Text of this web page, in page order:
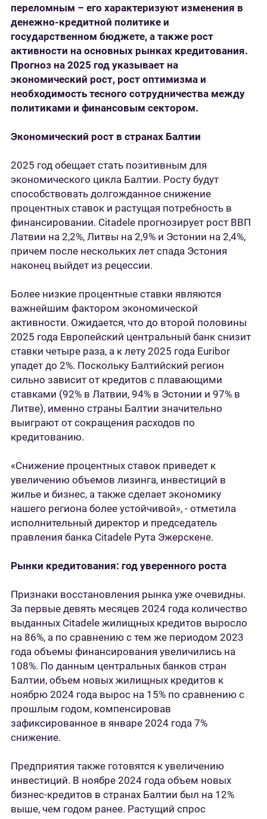
переломным – его характеризуют изменения в
денежно-кредитной политике и
государственном бюджете, а также рост
активности на основных рынках кредитования.
Прогноз на 2025 год указывает на
экономический рост, рост оптимизма и
необходимость тесного сотрудничества между
политиками и финансовым сектором.
Экономический рост в странах Балтии
2025 год обещает стать позитивным для
экономического цикла Балтии. Росту будут
способствовать долгожданное снижение
процентных ставок и растущая потребность в
финансировании. Citadele прогнозирует рост ВВП
Латвии на 2,2%, Литвы на 2,9% и Эстонии на 2,4%,
причем после нескольких лет спада Эстония
наконец выйдет из рецессии.
Более низкие процентные ставки являются
важнейшим фактором экономической
активности. Ожидается, что до второй половины
2025 года Европейский центральный банк снизит
ставки четыре раза, а к лету 2025 года Euribor
упадет до 2%. Поскольку Балтийский регион
сильно зависит от кредитов с плавающими
ставками (92% в Латвии, 94% в Эстонии и 97% в
Литве), именно страны Балтии значительно
выиграют от сокращения расходов по
кредитованию.
«Снижение процентных ставок приведет к
увеличению объемов лизинга, инвестиций в
жилье и бизнес, а также сделает экономику
нашего региона более устойчивой», - отметила
исполнительный директор и председатель
правления банка Citadele Рута Эжерскене.
Рынки кредитования: год уверенного роста
Признаки восстановления рынка уже очевидны.
За первые девять месяцев 2024 года количество
выданных Citadele жилищных кредитов выросло
на 86%, а по сравнению с тем же периодом 2023
года объемы финансирования увеличились на
108%. По данным центральных банков стран
Балтии, объем новых жилищных кредитов к
ноябрю 2024 года вырос на 15% по сравнению с
прошлым годом, компенсировав
зафиксированное в январе 2024 года 7%
снижение.
Предприятия также готовятся к увеличению
инвестиций. В ноябре 2024 года объем новых
бизнес-кредитов в странах Балтии был на 12%
выше, чем годом ранее. Растущий спрос